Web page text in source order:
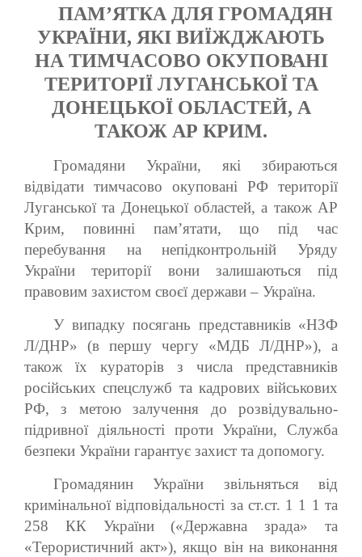
ПАМ’ЯТКА ДЛЯ ГРОМАДЯН
УКРАЇНИ, ЯКІ ВИЇЖДЖАЮТЬ
НА ТИМЧАCОВО ОКУПОВАНІ
ТЕРИТОРІЇ ЛУГАНСЬКОЇ ТА
ДОНЕЦЬКОЇ ОБЛАСТЕЙ, А
ТАКОЖ АР КРИМ.
Громадяни України, які збираються
відвідати тимчасово окуповані РФ території
Луганської та Донецької областей, а також АР
Крим, повинні пам’ятати, що під час
перебування на непідконтрольній Уряду
України території вони залишаються під
правовим захистом своєї держави – Україна.
У випадку посягань представників «НЗФ
Л/ДНР» (в першу чергу «МДБ Л/ДНР»), а
також їх кураторів з числа представників
російських спецслужб та кадрових військових
РФ, з метою залучення до розвідувально-
підривної діяльності проти України, Служба
безпеки України гарантує захист та допомогу.
Громадянин України звільняться від
кримінальної відповідальності за ст.ст. 1 1 1 та
258 КК України («Державна зрада» та
«Терористичний акт»), якщо він на виконання